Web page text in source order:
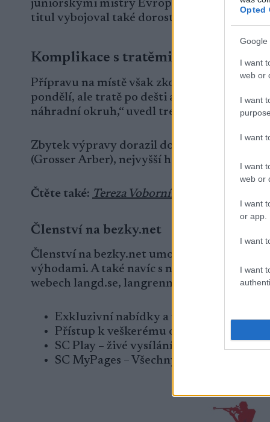
Opted
Google
I want
web or
I want
I want
I want
web or
I want
or app.
I want
I want
juniorskými mistry Evropy – Kocmánek
titul vybojoval také dorostenec Michael
Komplikace s tratěmi
Přípravu na místě však zkomplikovalo
pondělí, ale tratě po dešti a oblevě zatím
náhradní okruh,“ uvedl trenér Petr Kánský
Zbytek výpravy dorazil do dějiště
(Grosser Arber), nejvyšší hory Šumavy s
Čtěte také: Tereza Voborníková se ohlíží i
Členství na bezky.net
Členství na bezky.net umožňuje, abyste se
výhodami. A také navíc s neomezeným
webech langd.se, langrenn.com,
Exkluzivní nabídky a výhody
Přístup k veškerému obsahu
SC Play – živé vysílání
SC MyPages – Všechny výsledky Ski